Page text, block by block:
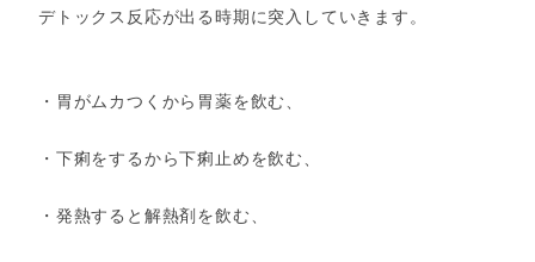
デトックス反応が出る時期に突入していきます。
・胃がムカつくから胃薬を飲む、
・下痢をするから下痢止めを飲む、
・発熱すると解熱剤を飲む、